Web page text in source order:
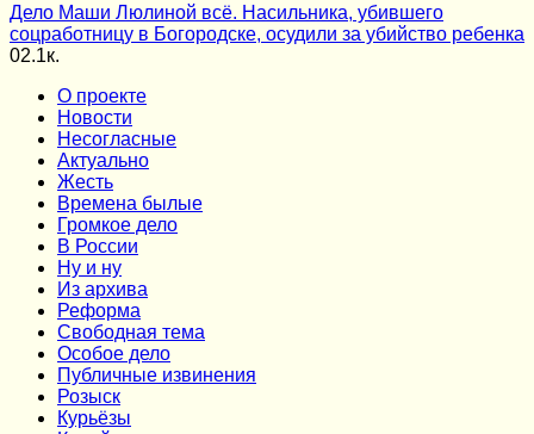
Дело Маши Люлиной всё. Насильника, убившего
соцработницу в Богородске, осудили за убийство ребенка
02.1к.
О проекте
Новости
Несогласные
Актуально
Жесть
Времена былые
Громкое дело
В России
Ну и ну
Из архива
Реформа
Cвободная тема
Особое дело
Публичные извинения
Розыск
Курьёзы